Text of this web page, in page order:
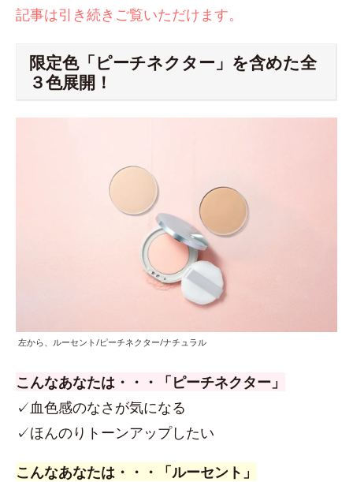
記事は引き続きご覧いただけます。
限定色「ピーチネクター」を含めた全
３色展開！
左から、ルーセント/ピーチネクター/ナチュラル
こんなあなたは・・・「ピーチネクター」
✓血色感のなさが気になる
✓ほんのりトーンアップしたい
こんなあなたは・・・「ルーセント」